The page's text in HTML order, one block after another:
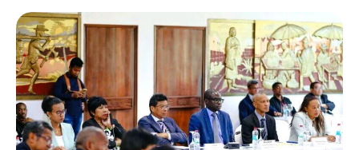
ultra-
dominante,
Madagascar
en
deuxième
ligne
et
un